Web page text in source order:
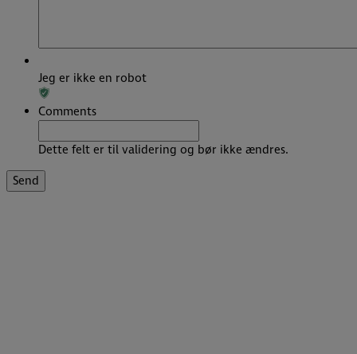
Jeg er ikke en robot
Comments
Dette felt er til validering og bør ikke ændres.